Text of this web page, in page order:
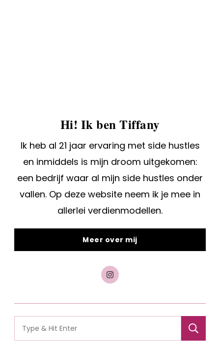
Hi! Ik ben Tiffany
Ik heb al 21 jaar ervaring met side hustles
en inmiddels is mijn droom uitgekomen:
een bedrijf waar al mijn side hustles onder
vallen. Op deze website neem ik je mee in
allerlei verdienmodellen.
Meer over mij
Search
for: